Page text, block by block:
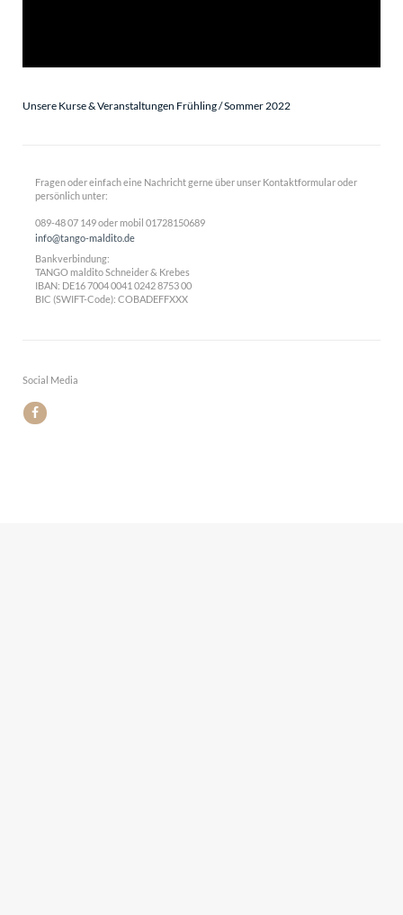
Unsere Kurse & Veranstaltungen Frühling / Sommer 2022
Fragen oder einfach eine Nachricht gerne über unser Kontaktformular oder
persönlich unter:
089-48 07 149 oder mobil 01728150689
info@tango-maldito.de
Bankverbindung:
TANGO maldito Schneider & Krebes
IBAN: DE16 7004 0041 0242 8753 00
BIC (SWIFT-Code): COBADEFFXXX
Social Media